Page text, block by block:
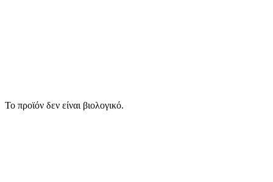
Το προϊόν δεν είναι βιολογικό.